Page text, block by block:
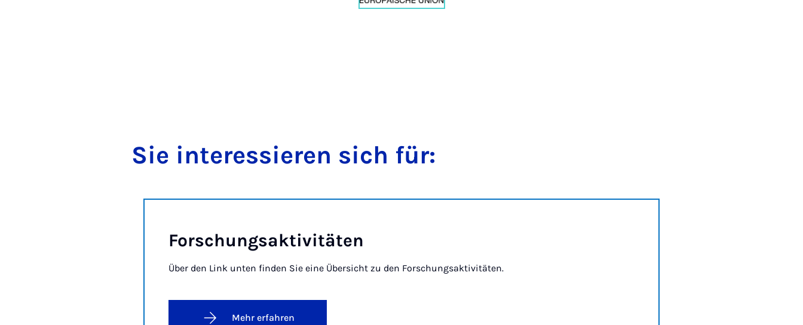
Sie in­teressier­en sich für:
Forschung­sakt­iv­itäten
Über den Link unten finden Sie eine Übersicht zu den Forschungsaktivitäten.
Mehr erfahren